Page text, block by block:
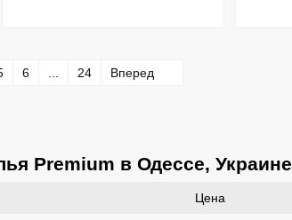
Premium в Одессе, Украине
Цена
6 24 Вперед